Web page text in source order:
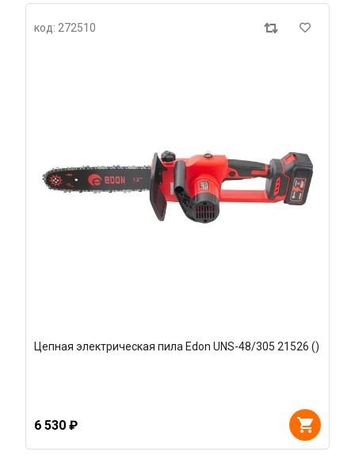
код: 272510
Цепная электрическая пила Edon UNS-48/305 21526 ()
6 530 ₽